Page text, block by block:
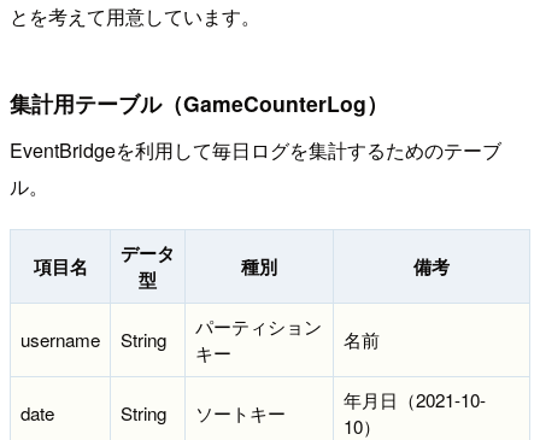
とを考えて用意しています。
集計用テーブル（GameCounterLog）
EventBridgeを利用して毎日ログを集計するためのテーブ
ル。
項目名
データ
型
種別 備考
username String
パーティション
キー
名前
date String ソートキー
年月日（2021-10-
10）